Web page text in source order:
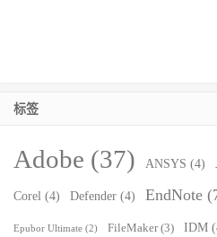
标签
Adobe (37) ANSYS (4)
Corel (4) Defender (4) EndNote
Epubor Ultimate (2) FileMaker(3) IDM